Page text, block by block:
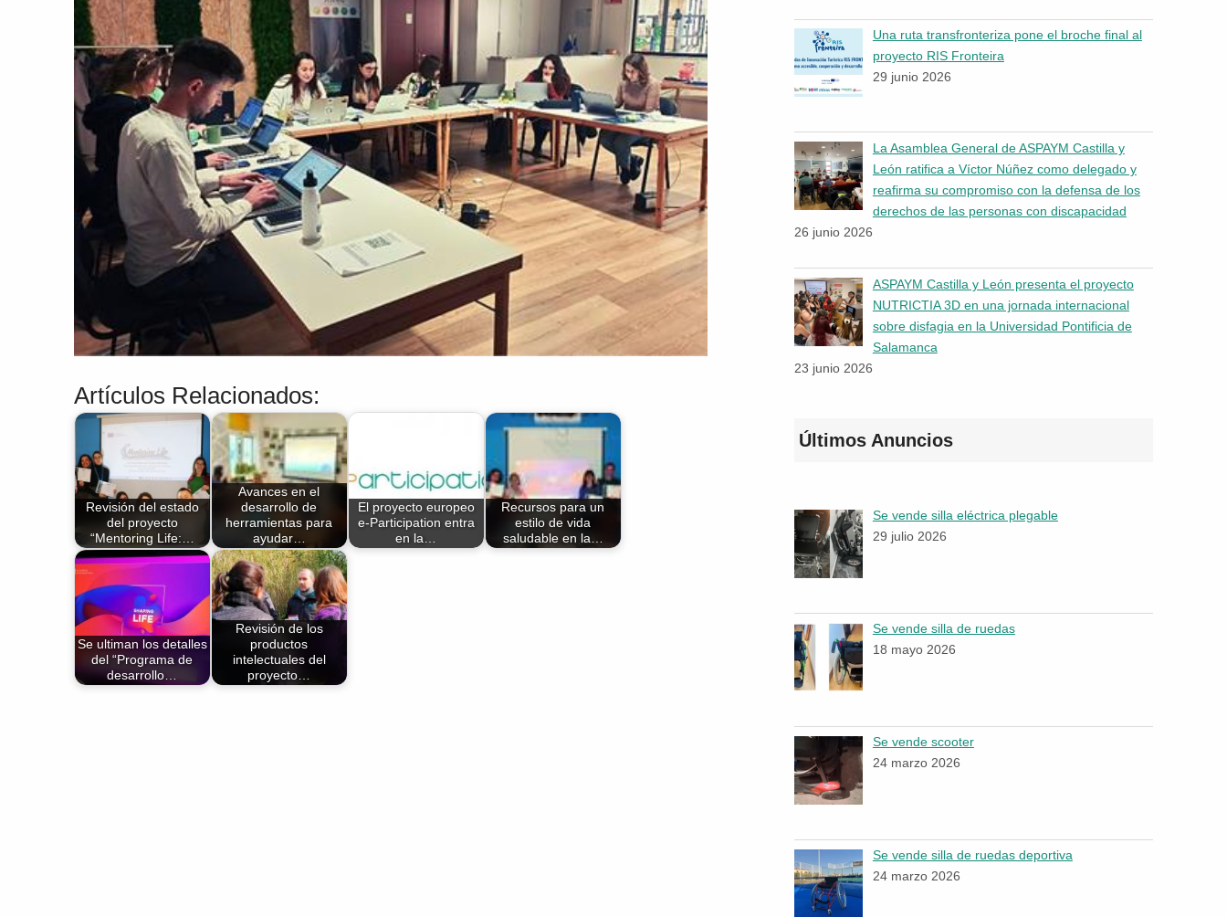
Artículos Relacionados:
Revisión del estado
del proyecto
“Mentoring Life:…
Avances en el
desarrollo de
herramientas para
ayudar…
El proyecto europeo
e-Participation entra
en la…
Recursos para un
estilo de vida
saludable en la…
Se ultiman los detalles
del “Programa de
desarrollo…
Revisión de los
productos
intelectuales del
proyecto…
Una ruta transfronteriza pone el broche final al
proyecto RIS Fronteira
29 junio 2026
La Asamblea General de ASPAYM Castilla y
León ratifica a Víctor Núñez como delegado y
reafirma su compromiso con la defensa de los
derechos de las personas con discapacidad
26 junio 2026
ASPAYM Castilla y León presenta el proyecto
NUTRICTIA 3D en una jornada internacional
sobre disfagia en la Universidad Pontificia de
Salamanca
23 junio 2026
Últimos Anuncios
Se vende silla eléctrica plegable
29 julio 2026
Se vende silla de ruedas
18 mayo 2026
Se vende scooter
24 marzo 2026
Se vende silla de ruedas deportiva
24 marzo 2026